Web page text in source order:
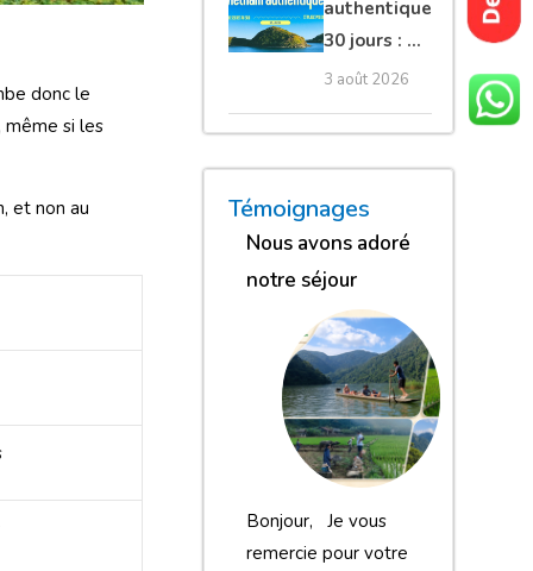
donc le
même si les
et non au
authentique
30 jours : Du
nord secret
plage Phu
Quoc
3 août 2026
Témoignages
Nous avons adoré
notre séjour
Bonjour, Je vous
remercie pour votre
« Nous avons adoré
« Nous sommes
« Nous gardons une